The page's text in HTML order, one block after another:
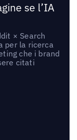
se l’IA
× Search
per la ricerca
che i brand
citati